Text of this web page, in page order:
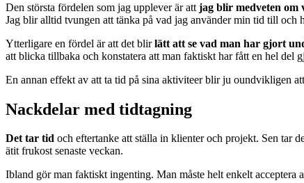
Den största fördelen som jag upplever är att jag blir medveten om
Jag blir alltid tvungen att tänka på vad jag använder min tid till
Ytterligare en fördel är att det blirlätt att se vad man har gjort
att blicka tillbaka och konstatera att man faktiskt har fått en hel del
En annan effekt av att ta tid på sina aktiviteer blir ju oundvikligen att
Nackdelar med tidtagning
Det tar tid och eftertanke att ställa in klienter och projekt. Sen tar
ätit frukost senaste veckan.
Ibland gör man faktiskt ingenting. Man måste helt enkelt acceptera